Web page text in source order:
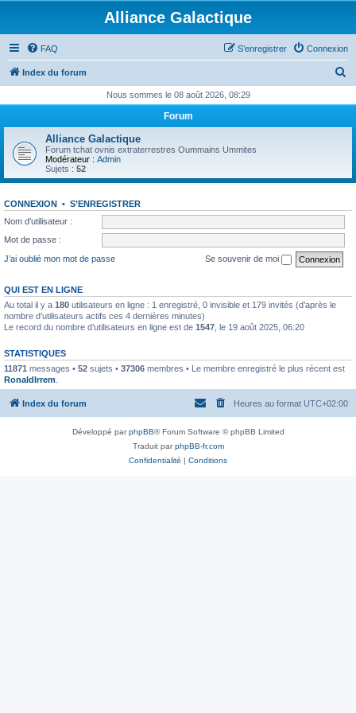
Alliance Galactique
FAQ Connexion
S’enregistrer
Index du forum
h
c
Nous sommes le 08 août 2026, 08:29
Forum
Alliance Galactique
Forum tchat ovnis extraterrestres Oummains Ummites
Modérateur : Admin
Sujets : 52
CONNEXION • S’ENREGISTRER
Nom d’utilisateur :
Mot de passe :
J’ai oublié mon mot de passe
Se souvenir de moi
QUI EST EN LIGNE
Au total il y a 180 utilisateurs en ligne : 1 enregistré, 0 invisible et 179 invités (d’après le
nombre d’utilisateurs actifs ces 4 dernières minutes)
Le record du nombre d’utilisateurs en ligne est de 1547 , le 19 août 2025, 06:20
STATISTIQUES
11871 messages • 52 sujets • 37306 membres • Le membre enregistré le plus récent est
RonaldIrrem
Index du forum Heures au format UTC+02:00
Développé parphpBB® Forum Software © phpBB Limited
Traduit parphpBB-fr.com
Confidentialité | Conditions